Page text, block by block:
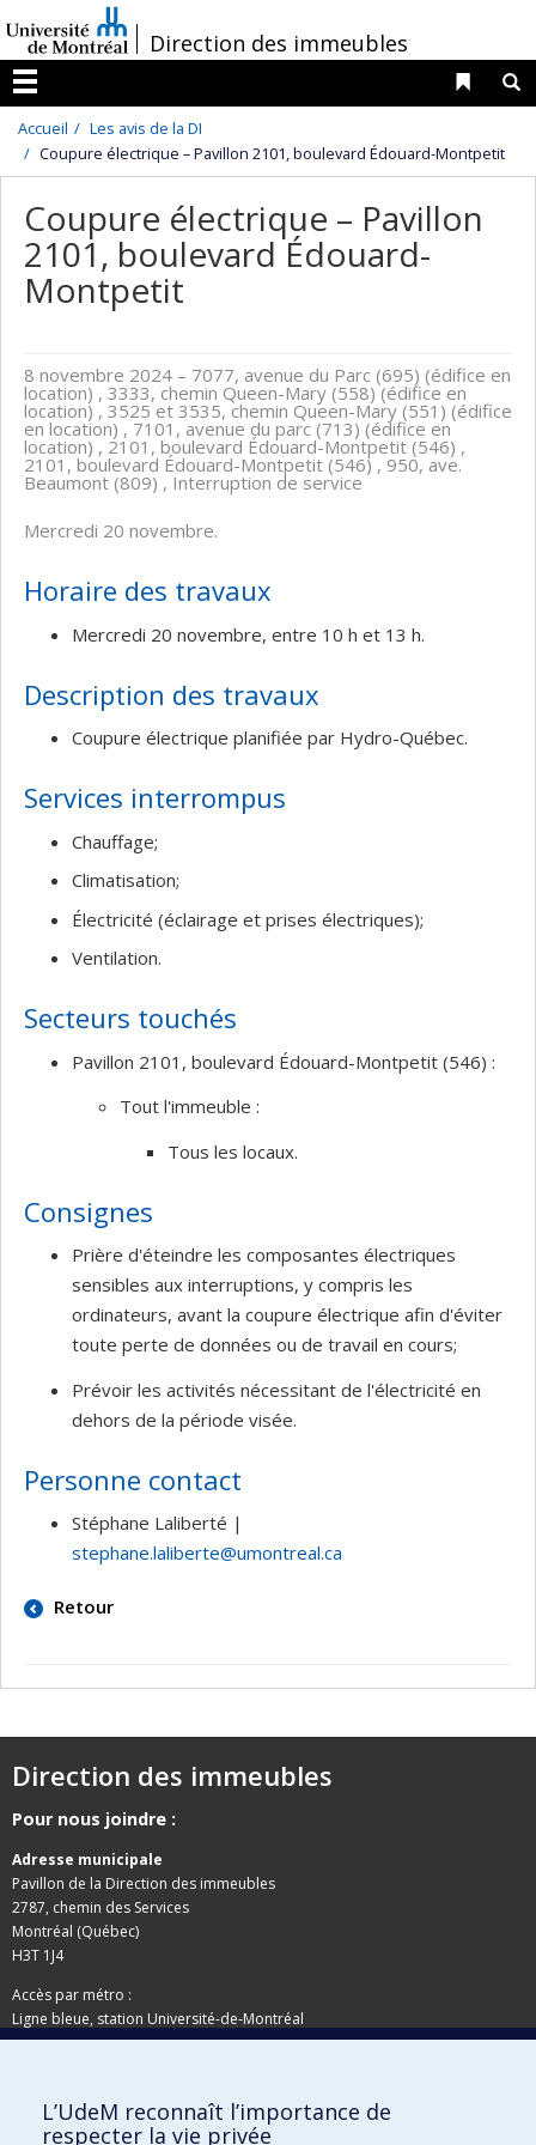
au
contenu
/Direction des immeubles
Menu
Liens
Accueil
Les avis de la DI
Coupure électrique – Pavillon 2101, boulevard Édouard-Montpetit
Coupure électrique – Pavillon
2101, boulevard Édouard-
Montpetit
8 novembre 2024 – 7077, avenue du Parc (695) (édifice en
location) , 3333, chemin Queen-Mary (558) (édifice en
location) , 3525 et 3535, chemin Queen-Mary (551) (édifice
en location) , 7101, avenue du parc (713) (édifice en
location) , 2101, boulevard Édouard-Montpetit (546) ,
2101, boulevard Édouard-Montpetit (546) , 950, ave.
Beaumont (809) , Interruption de service
Mercredi 20 novembre.
Horaire des travaux
Mercredi 20 novembre, entre 10 h et 13 h.
Description des travaux
Coupure électrique planifiée par Hydro-Québec.
Services interrompus
Chauffage;
Climatisation;
Électricité (éclairage et prises électriques);
Ventilation.
Secteurs touchés
Pavillon 2101, boulevard Édouard-Montpetit (546) :
Tout l'immeuble :
Tous les locaux.
Consignes
Prière d'éteindre les composantes électriques
sensibles aux interruptions, y compris les
ordinateurs, avant la coupure électrique afin d'éviter
toute perte de données ou de travail en cours;
Prévoir les activités nécessitant de l'électricité en
dehors de la période visée.
Personne contact
Stéphane Laliberté |
stephane.laliberte@umontreal.ca
Retour
Direction des immeubles
Pour nous joindre :
Adresse municipale
Pavillon de la Direction des immeubles
2787, chemin des Services
Montréal (Québec)
H3T 1J4
Accès par métro :
Ligne bleue, station Université-de-Montréal
Pavillon de la Direction des immeubles
L’UdeM reconnaît l’importance de
respecter la vie privée